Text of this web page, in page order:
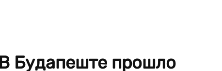
Будапеште прошло